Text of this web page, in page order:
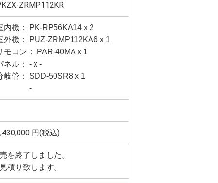
ZRMP112KR
内機： PK-RP56KA14 x 2
外機： PUZ-ZRMP112KA6 x 1
モコン： PAR-40MA x 1
ネル： - x -
岐管： SDD-50SR8 x 1
円(税込)
を終了しました。
積り致します。